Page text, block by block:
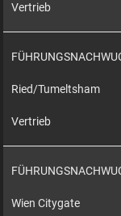
Vertrieb
Ried/Tumeltsham
Vertrieb
Wien Citygate